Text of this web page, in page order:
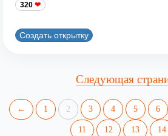
320
Создать открытку
Следующая
← 1 2 3 4 5 6
11 12 13 14